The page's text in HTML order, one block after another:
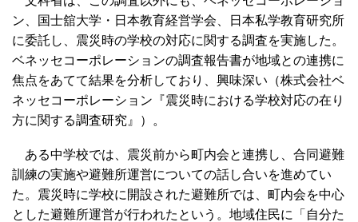
ン、国士舘大学・日本教育経営学会、日本私学教育研究所
に委託し、震災時の学校の対応に関する調査を実施した。
ベネッセコーポレーションの調査報告書が地域との連携に
焦点をあてて結果を分析しており、興味深い（株式会社ベ
ネッセコーポレーション『震災時における学校対応の在り
方に関する調査研究』）。
ある中学校では、震災前から町内会と連携し、合同避難
訓練の実施や避難所運営についての話し合いを進めてい
た。震災時に学校に開設された避難所では、町内会を中心
とした避難所運営が行われたという。地域住民に「自分た